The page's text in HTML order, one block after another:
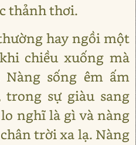
thảnh thơi.
hay ngồi một
chiều xuống mà
sống êm ấm
sự giàu sang
nghĩ là gì và nàng
trời xa lạ. Nàng